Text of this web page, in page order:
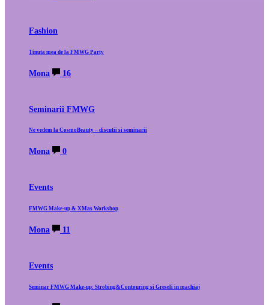
Fashion
Tinuta mea de la FMWG Party
Mona 16
Seminarii FMWG
Ne vedem la CosmoBeauty – discutii si seminarii
Mona 0
Events
FMWG Make-up & XMas Workshop
Mona 11
Events
Seminar FMWG Make-up: Strobing&Contouring si Greseli in machiaj